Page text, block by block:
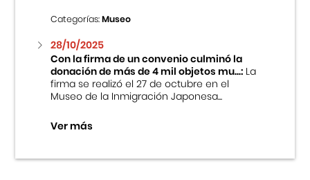
Categorías:Museo
28/10/2025
Con la firma de un convenio culminó la
donación de más de 4 mil objetos mu...:La
firma se realizó el 27 de octubre en el
Museo de la Inmigración Japonesa...
Ver más